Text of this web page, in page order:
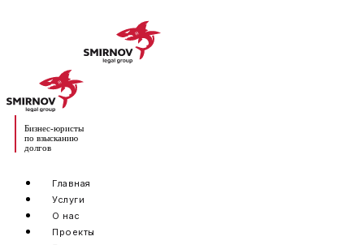
Бизнес-юристы
по взысканию
долгов
Главная
Услуги
О нас
Проекты